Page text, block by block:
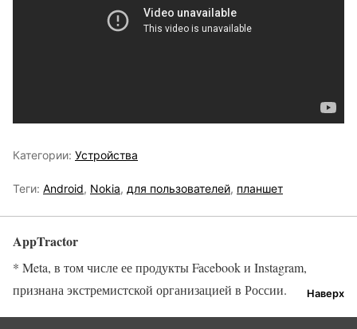
Категории: Устройства
Теги: Android, Nokia, для пользователей, планшет
AppTractor
Наверх
* Meta, в том числе ее продукты Facebook и Instagram,
признана экстремистской организацией в России.